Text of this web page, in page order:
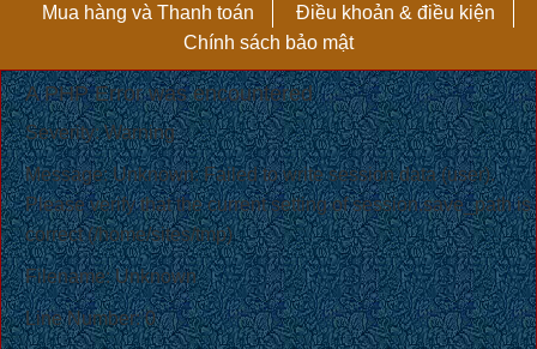
Mua hàng và Thanh toán
Điều khoản & điều kiện
Chính sách bảo mật
A PHP Error was encountered
Severity: Warning
Message: Unknown: Failed to write session data (user).
Please verify that the current setting of session.save_path is
correct (/home/sites/tmp)
Filename: Unknown
Line Number: 0